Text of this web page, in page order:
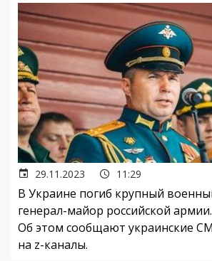
29.11.2023 11:29
В Украине погиб крупный
генерал-майор российской армии.
Об этом сообщают украинские
на z-каналы.